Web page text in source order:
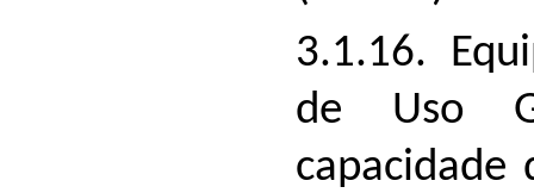
3.1.16.
de Uso
capacidade